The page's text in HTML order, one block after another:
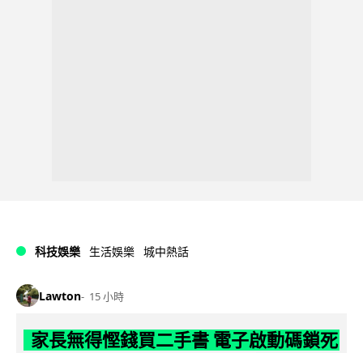
科技娛樂 生活娛樂 城中熱話
Lawton 15 小時
家長無得慳錢買二手書 電子啟動碼鎖死